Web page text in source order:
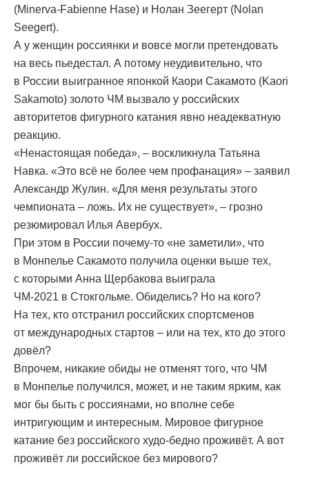
(Minerva-Fabienne Hase) и Нолан Зеегерт (Nolan
Seegert).
А у женщин россиянки и вовсе могли претендовать
на весь пьедестал. А потому неудивительно, что
в России выигранное японкой Каори Сакамото (Kaori
Sakamoto) золото ЧМ вызвало у российских
авторитетов фигурного катания явно неадекватную
реакцию.
«Ненастоящая победа», – воскликнула Татьяна
Навка. «Это всё не более чем профанация» – заявил
Александр Жулин. «Для меня результаты этого
чемпионата – ложь. Их не существует», – грозно
резюмировал Илья Авербух.
При этом в России почему-то «не заметили», что
в Монпелье Сакамото получила оценки выше тех,
с которыми Анна Щербакова выиграла
ЧМ-2021 в Стокгольме. Обиделись? Но на кого?
На тех, кто отстранил российских спортсменов
от международных стартов – или на тех, кто до этого
довёл?
Впрочем, никакие обиды не отменят того, что ЧМ
в Монпелье получился, может, и не таким ярким, как
мог бы быть с россиянами, но вполне себе
интригующим и интересным. Мировое фигурное
катание без российского худо-бедно проживёт. А вот
проживёт ли российское без мирового?